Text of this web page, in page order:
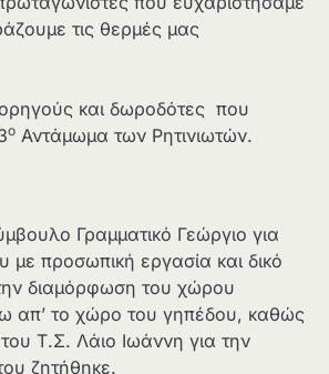
τις θερμές μας
και δωροδότες που
ο Αντάμωμα των Ρητινιωτών.
Γραμματικό Γεώργιο για
με προσωπική εργασία και δικό
διαμόρφωση του χώρου
απ’ το χώρο του γηπέδου, καθώς
Τ.Σ. Λάιο Ιωάννη για την
ζητήθηκε.